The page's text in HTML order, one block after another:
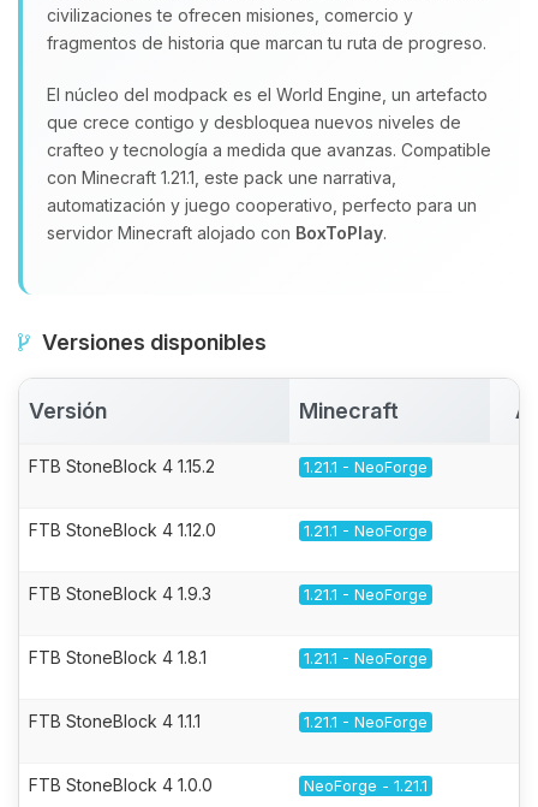
civilizaciones te ofrecen misiones, comercio y
fragmentos de historia que marcan tu ruta de progreso.
El núcleo del modpack es el World Engine, un artefacto
que crece contigo y desbloquea nuevos niveles de
crafteo y tecnología a medida que avanzas. Compatible
con Minecraft 1.21.1, este pack une narrativa,
automatización y juego cooperativo, perfecto para un
servidor Minecraft alojado con BoxToPlay.
Versiones disponibles
Versión Minecraft
FTB StoneBlock 4 1.15.2 1.21.1 - NeoForge
FTB StoneBlock 4 1.12.0 1.21.1 - NeoForge
FTB StoneBlock 4 1.9.3 1.21.1 - NeoForge
FTB StoneBlock 4 1.8.1 1.21.1 - NeoForge
FTB StoneBlock 4 1.1.1 1.21.1 - NeoForge
FTB StoneBlock 4 1.0.0 NeoForge - 1.21.1